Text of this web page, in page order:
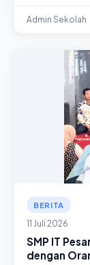
Admin Sekolah
BERITA
11 Juli 2026
SMP IT
dengan